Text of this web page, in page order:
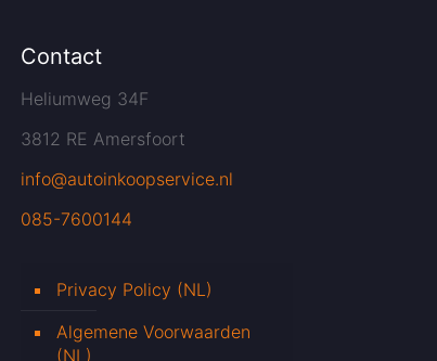
Contact
Heliumweg 34F
3812 RE Amersfoort
info@autoinkoopservice.nl
085-7600144
Privacy Policy (NL)
Algemene Voorwaarden
(NL)